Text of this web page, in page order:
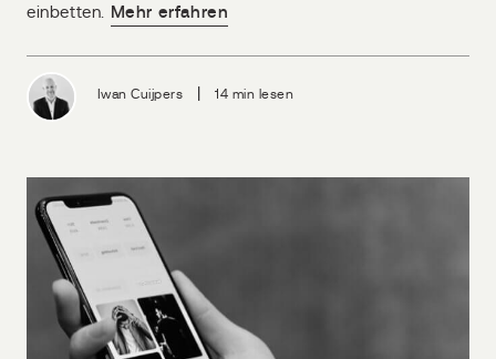
einbetten. Mehr erfahren
Iwan Cuijpers 14 min lesen